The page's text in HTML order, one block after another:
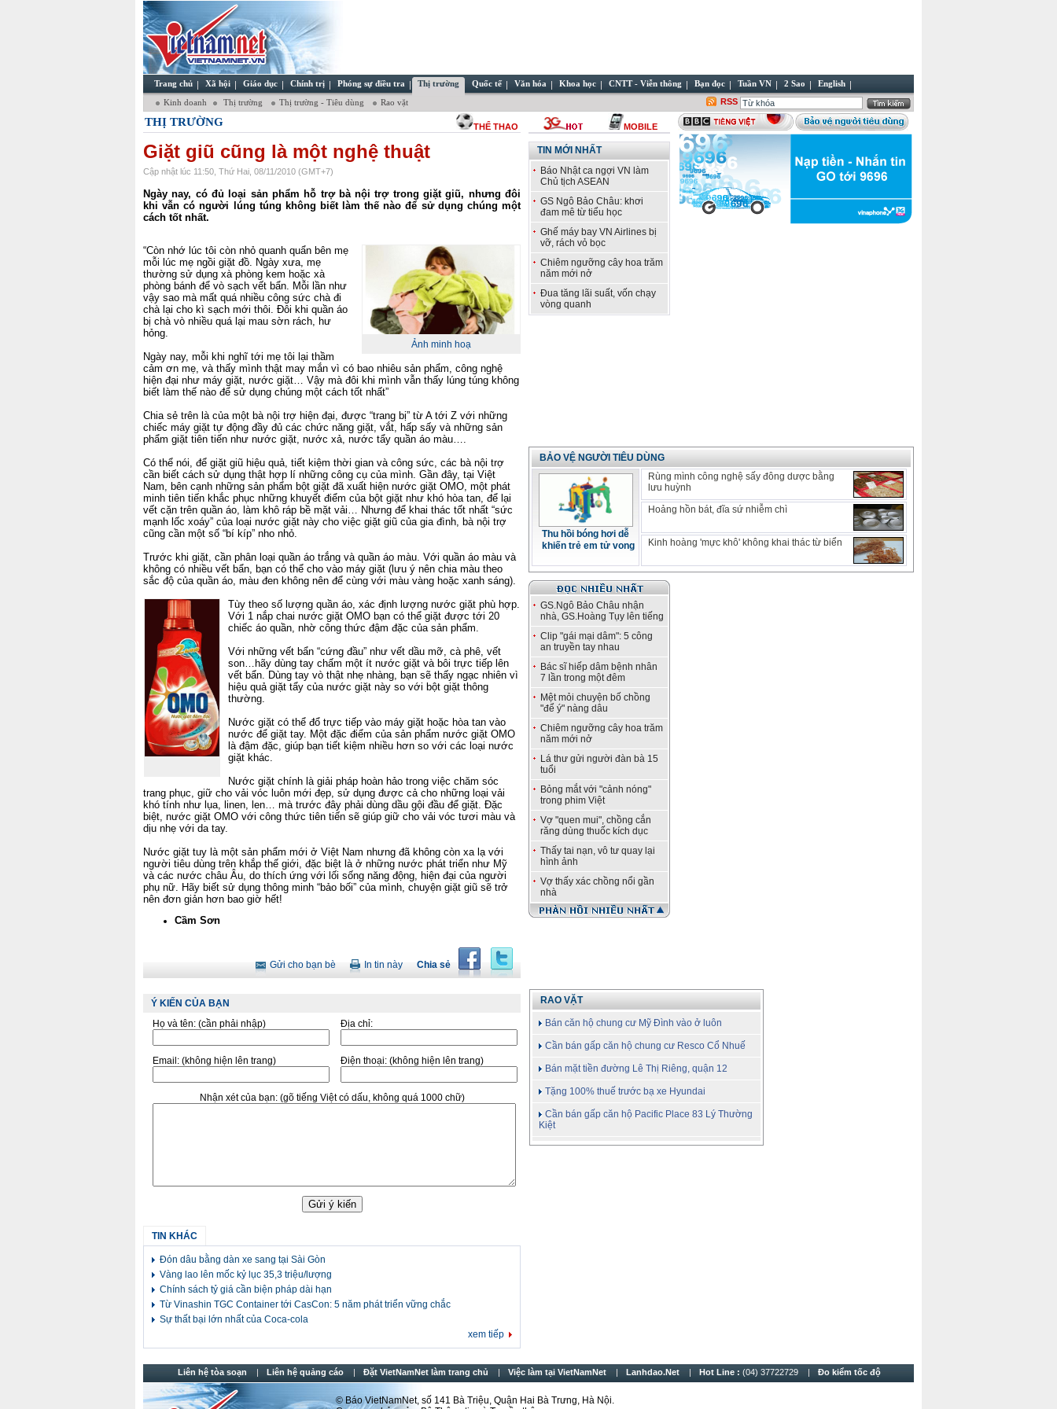
Trang chủ Xã hội Giáo dục Chính trị Phóng sự điều tra Thị trường Quốc tế Văn hóa Khoa học CNTT - Viễn thông Bạn đọc Tuần VN 2 Sao English
Kinh doanh Thị trường Thị trường - Tiêu dùng Rao vặt RSS
THỊ TRƯỜNG THỂ THAO MOBILE
Giặt giũ cũng là một nghệ thuật
Cập nhật lúc 11:50, Thứ Hai, 08/11/2010 (GMT+7)
Ngày nay, có đủ loại sản phẩm hỗ trợ bà nội trợ trong giặt giũ, nhưng đôi
khi vẫn có người lúng túng không biết làm thế nào để sử dụng chúng một
cách tốt nhất.
Ảnh minh hoạ
“Còn nhớ lúc tôi còn nhỏ quanh quẩn bên mẹ
mỗi lúc mẹ ngồi giặt đồ. Ngày xưa, mẹ
thường sử dụng xà phòng kem hoặc xà
phòng bánh để vò sạch vết bẩn. Mỗi lần như
vậy sao mà mất quá nhiều công sức chà đi
chà lại cho kì sạch mới thôi. Đôi khi quần áo
bị chà vò nhiều quá lại mau sờn rách, hư
hỏng.
Ngày nay, mỗi khi nghĩ tới mẹ tôi lại thầm
cảm ơn mẹ, và thấy mình thật may mắn vì có bao nhiêu sản phẩm, công nghệ
hiện đại như máy giặt, nước giặt… Vậy mà đôi khi mình vẫn thấy lúng túng không
biết làm thế nào để sử dụng chúng một cách tốt nhất”
Chia sẻ trên là của một bà nội trợ hiện đại, được “trang bị” từ A tới Z với những
chiếc máy giặt tự động đầy đủ các chức năng giặt, vắt, hấp sấy và những sản
phẩm giặt tiên tiến như nước giặt, nước xả, nước tẩy quần áo màu….
Có thể nói, để giặt giũ hiệu quả, tiết kiệm thời gian và công sức, các bà nội trợ
cần biết cách sử dụng thật hợp lí những công cụ của mình. Gần đây, tại Việt
Nam, bên cạnh những sản phẩm bột giặt đã xuất hiện nước giặt OMO, một phát
minh tiên tiến khắc phục những khuyết điểm của bột giặt như khó hòa tan, để lại
vết cặn trên quần áo, làm khô ráp bề mặt vải… Nhưng để khai thác tốt nhất “sức
mạnh lốc xoáy” của loại nước giặt này cho việc giặt giũ của gia đình, bà nội trợ
cũng cần một số “bí kíp” nho nhỏ.
Trước khi giặt, cần phân loại quần áo trắng và quần áo màu. Với quần áo màu và
không có nhiều vết bẩn, bạn có thể cho vào máy giặt (lưu ý nên chia màu theo
sắc độ của quần áo, màu đen không nên để cùng với màu vàng hoặc xanh sáng).
Tùy theo số lượng quần áo, xác định lượng nước giặt phù hợp.
Với 1 nắp chai nước giặt OMO bạn có thể giặt được tới 20
chiếc áo quần, nhờ công thức đậm đặc của sản phẩm.
Với những vết bẩn “cứng đầu” như vết dầu mỡ, cà phê, vết
son…hãy dùng tay chấm một ít nước giặt và bôi trực tiếp lên
vết bẩn. Dùng tay vò thật nhẹ nhàng, bạn sẽ thấy ngạc nhiên vì
hiệu quả giặt tẩy của nước giặt này so với bột giặt thông
thường.
Nước giặt có thể đổ trực tiếp vào máy giặt hoặc hòa tan vào
nước để giặt tay. Một đặc điểm của sản phẩm nước giặt OMO
là đậm đặc, giúp bạn tiết kiệm nhiều hơn so với các loại nước
giặt khác.
Nước giặt chính là giải pháp hoàn hảo trong việc chăm sóc
trang phục, giữ cho vải vóc luôn mới đẹp, sử dụng được cả cho những loại vải
khó tính như lụa, linen, len… mà trước đây phải dùng dầu gội đầu để giặt. Đặc
biệt, nước giặt OMO với công thức tiên tiến sẽ giúp giữ cho vải vóc tươi màu và
dịu nhẹ với da tay.
Nước giặt tuy là một sản phẩm mới ở Việt Nam nhưng đã không còn xa lạ với
người tiêu dùng trên khắp thế giới, đặc biệt là ở những nước phát triển như Mỹ
và các nước châu Âu, do thích ứng với lối sống năng động, hiện đại của người
phụ nữ. Hãy biết sử dụng thông minh “bảo bối” của mình, chuyện giặt giũ sẽ trở
nên đơn giản hơn bao giờ hết!
Cầm Sơn
Chia sẻ
In tin này
Gửi cho bạn bè
Ý KIẾN CỦA BẠN
Họ và tên: (cần phải nhập) Địa chỉ:
Email: (không hiện lên trang) Điện thoại: (không hiện lên trang)
Nhận xét của bạn: (gõ tiếng Việt có dấu, không quá 1000 chữ)
TIN KHÁC
Đón dâu bằng dàn xe sang tại Sài Gòn
Vàng lao lên mốc kỷ lục 35,3 triệu/lượng
Chính sách tỷ giá cần biện pháp dài hạn
Từ Vinashin TGC Container tới CasCon: 5 năm phát triển vững chắc
Sự thất bại lớn nhất của Coca-cola
xem tiếp
TIN MỚI NHẤT
Báo Nhật ca ngợi VN làm
Chủ tịch ASEAN
GS Ngô Bảo Châu: khơi
đam mê từ tiểu học
Ghế máy bay VN Airlines bị
vỡ, rách vỏ bọc
Chiêm ngưỡng cây hoa trăm
năm mới nở
Đua tăng lãi suất, vốn chạy
vòng quanh
BẢO VỆ NGƯỜI TIÊU DÙNG
Thu hồi bóng hơi dễ
khiến trẻ em tử vong
Rùng mình công nghệ sấy đông dược bằng
lưu huỳnh
Hoảng hồn bát, đĩa sứ nhiễm chì
Kinh hoàng 'mực khô' không khai thác từ biển
GS.Ngô Bảo Châu nhận
nhà, GS.Hoàng Tụy lên tiếng
Clip "gái mại dâm": 5 công
an truyền tay nhau
Bác sĩ hiếp dâm bệnh nhân
7 lần trong một đêm
Mệt mỏi chuyện bố chồng
"để ý" nàng dâu
Chiêm ngưỡng cây hoa trăm
năm mới nở
Lá thư gửi người đàn bà 15
tuổi
Bỏng mắt với "cảnh nóng"
trong phim Việt
Vợ "quen mui", chồng cắn
răng dùng thuốc kích dục
Thấy tai nạn, vô tư quay lại
hình ảnh
Vợ thấy xác chồng nổi gần
nhà
RAO VẶT
Bán căn hộ chung cư Mỹ Đình vào ở luôn
Cần bán gấp căn hộ chung cư Resco Cổ Nhuế
Bán mặt tiền đường Lê Thị Riêng, quận 12
Tặng 100% thuế trước bạ xe Hyundai
Cần bán gấp căn hộ Pacific Place 83 Lý Thường
Kiệt
Cần mua gấp đất khu Hùng Vương Tiền Châu
Liên hệ tòa soạn Liên hệ quảng cáo Đặt VietNamNet làm trang chủ Việc làm tại VietNamNet Lanhdao.Net Hot Line : (04) 37722729 Đo kiểm tốc độ
© Báo VietNamNet, số 141 Bà Triệu, Quận Hai Bà Trưng, Hà Nội.